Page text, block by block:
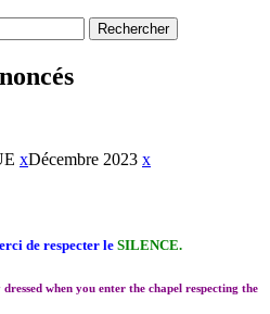
xDécembre 2023 x
de respecter le SILENCE.
when you enter the chapel respecting the